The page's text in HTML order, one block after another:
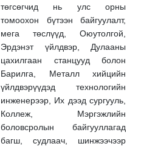
төгсөгчид нь улс орны
томоохон бүтээн байгуулалт,
мега төслүүд, Оюутолгой,
Эрдэнэт үйлдвэр, Дулааны
цахилгаан станцууд болон
Барилга, Металл хийцийн
үйлдвэрүүдэд технологийн
инженерээр, Их дээд сургууль,
Коллеж, Мэргэжлийн
боловсролын байгууллагад
багш, судлаач, шинжээчээр